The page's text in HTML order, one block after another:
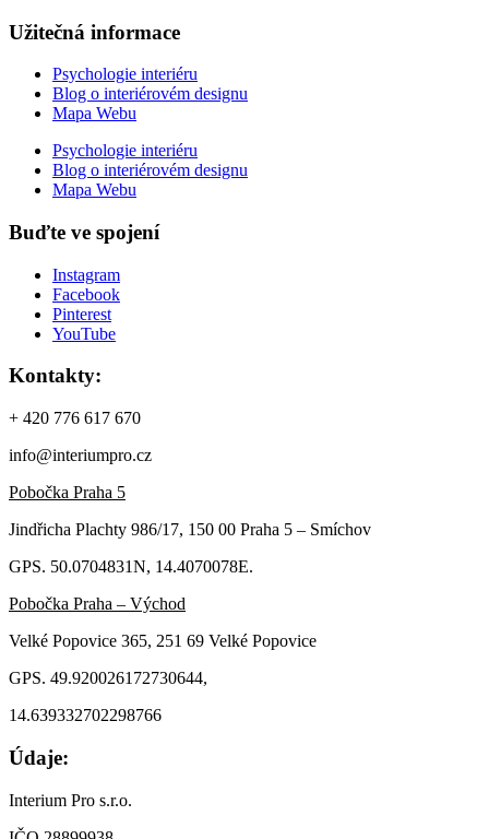
Užitečná informace
Psychologie interiéru
Blog o interiérovém designu
Mapa Webu
Psychologie interiéru
Blog o interiérovém designu
Mapa Webu
Buďte ve spojení
Instagram
Facebook
Pinterest
YouTube
Kontakty:
+ 420 776 617 670
info@interiumpro.cz
Pobočka Praha 5
Jindřicha Plachty 986/17, 150 00 Praha 5 – Smíchov
GPS. 50.0704831N, 14.4070078E.
Pobočka Praha – Východ
Velké Popovice 365, 251 69 Velké Popovice
GPS. 49.920026172730644,
14.639332702298766
Údaje:
Interium Pro s.r.o.